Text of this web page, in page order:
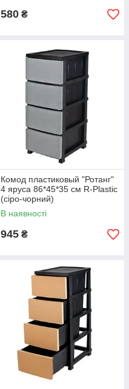
580 ₴
Комод пластиковый "Ротанг"
4 яруса 86*45*35 см R-Plastic
(сіро-чорний)
В наявності
945 ₴